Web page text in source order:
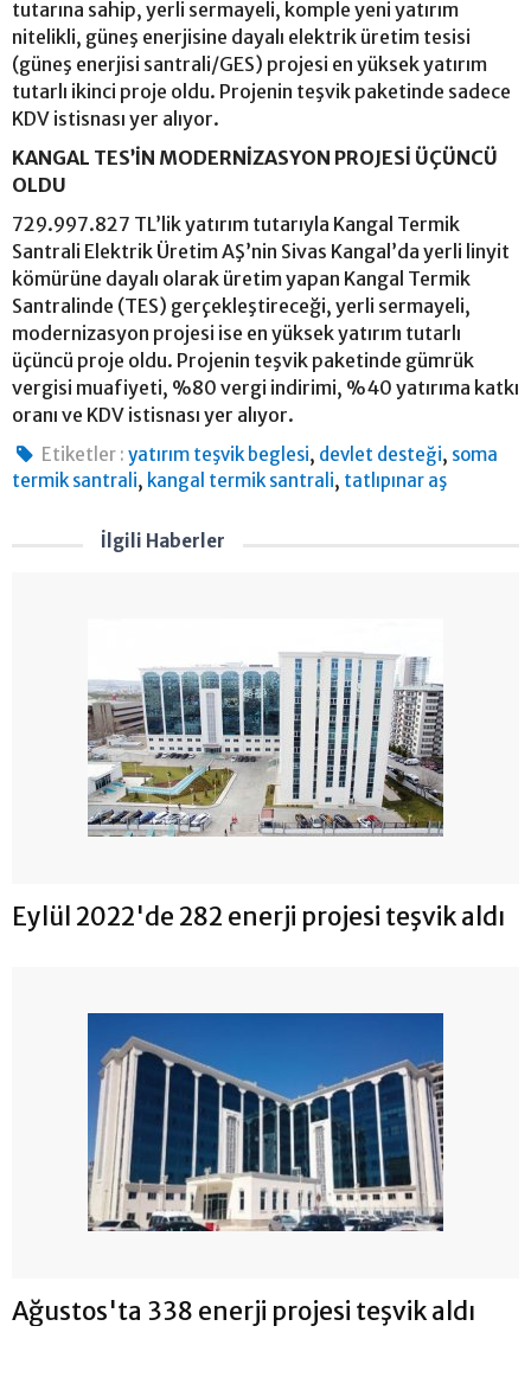
tutarına sahip, yerli sermayeli, komple yeni yatırım
nitelikli, güneş enerjisine dayalı elektrik üretim tesisi
(güneş enerjisi santrali/GES) projesi en yüksek yatırım
tutarlı ikinci proje oldu. Projenin teşvik paketinde sadece
KDV istisnası yer alıyor.
KANGAL TES’İN MODERNİZASYON PROJESİ ÜÇÜNCÜ
OLDU
729.997.827 TL’lik yatırım tutarıyla Kangal Termik
Santrali Elektrik Üretim AŞ’nin Sivas Kangal’da yerli linyit
kömürüne dayalı olarak üretim yapan Kangal Termik
Santralinde (TES) gerçekleştireceği, yerli sermayeli,
modernizasyon projesi ise en yüksek yatırım tutarlı
üçüncü proje oldu. Projenin teşvik paketinde gümrük
vergisi muafiyeti, %80 vergi indirimi, %40 yatırıma katkı
oranı ve KDV istisnası yer alıyor.
Etiketler : yatırım teşvik beglesi, devlet desteği, soma
termik santrali, kangal termik santrali, tatlıpınar aş
İlgili Haberler
Eylül 2022'de 282 enerji projesi teşvik aldı
Ağustos'ta 338 enerji projesi teşvik aldı